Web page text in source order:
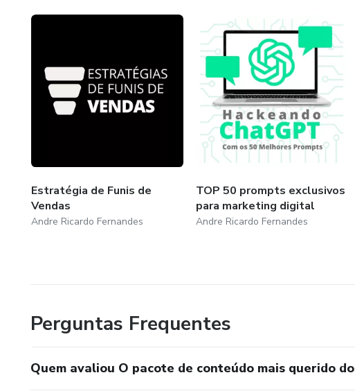
Estratégia de Funis de
Vendas
Andre Ricardo Fernandes
TOP 50 prompts exclusivos
para marketing digital
Andre Ricardo Fernandes
Perguntas Frequentes
Quem avaliou O pacote de conteúdo mais querido